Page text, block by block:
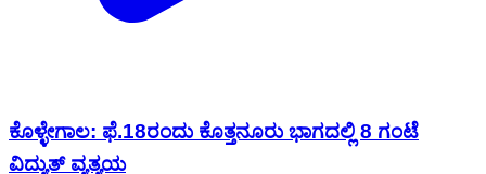
ಕೊಳ್ಳೇಗಾಲ: ಫೆ.18ರಂದು ಕೊತ್ತನೂರು ಭಾಗದಲ್ಲಿ 8 ಗಂಟೆ
ವಿದ್ಯುತ್ ವ್ಯತ್ಯಯ